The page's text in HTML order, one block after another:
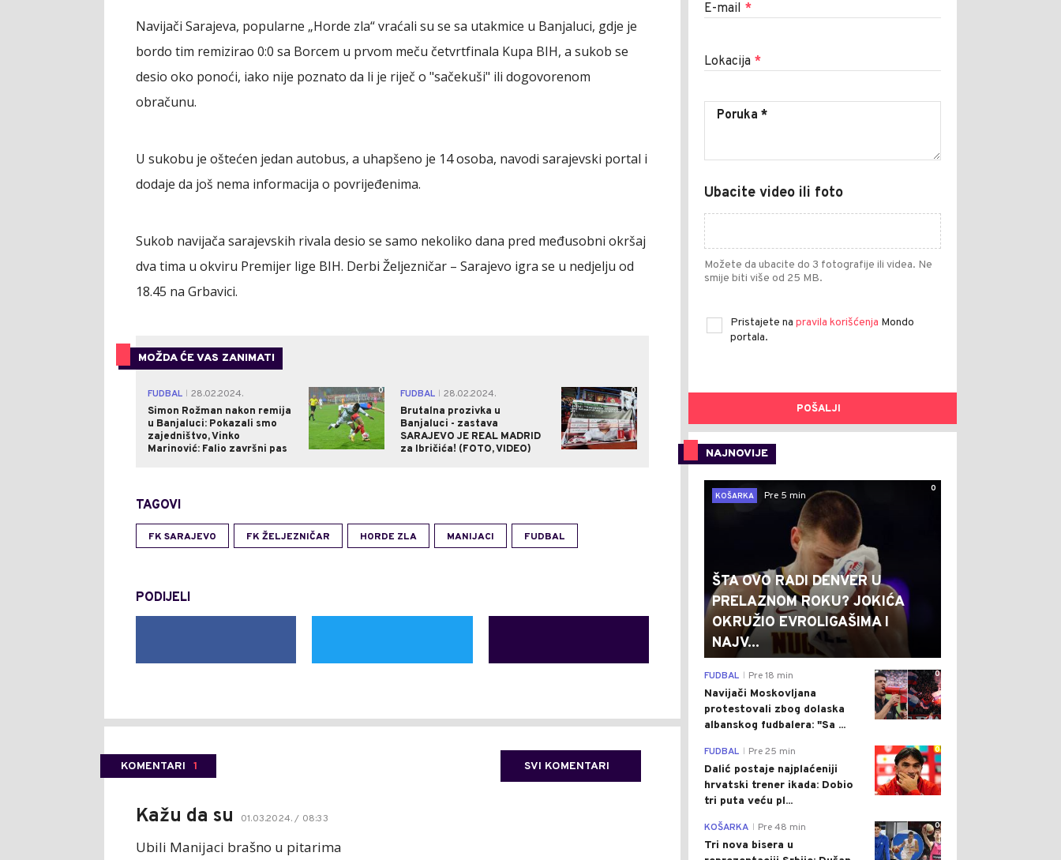
Navijači Sarajeva, popularne „Horde zla“ vraćali su se sa utakmice u Banjaluci, gdje je
bordo tim remizirao 0:0 sa Borcem u prvom meču četvrtfinala Kupa BIH, a sukob se
desio oko ponoći, iako nije poznato da li je riječ o "sačekuši" ili dogovorenom
obračunu.
U sukobu je oštećen jedan autobus, a uhapšeno je 14 osoba, navodi sarajevski portal i
dodaje da još nema informacija o povrijeđenima.
Sukob navijača sarajevskih rivala desio se samo nekoliko dana pred međusobni okršaj
dva tima u okviru Premijer lige BIH. Derbi Željezničar – Sarajevo igra se u nedjelju od
18.45 na Grbavici.
MOŽDA ĆE VAS ZANIMATI
FUDBAL
28.02.2024.
Simon Rožman nakon remija
u Banjaluci: Pokazali smo
zajedništvo, Vinko
Marinović: Falio završni pas
0 FUDBAL
28.02.2024.
Brutalna prozivka u
Banjaluci - zastava
SARAJEVO JE REAL MADRID
za Ibričića! (FOTO, VIDEO)
0
TAGOVI
FK SARAJEVO FK ŽELJEZNIČAR HORDE ZLA MANIJACI FUDBAL
PODIJELI
KOMENTARI 1 SVI KOMENTARI
Kažu da su 01.03.2024. / 08:33
Ubili Manijaci brašno u pitarima
E-mail *
Lokacija *
Ubacite video ili foto
Možete da ubacite do 3 fotografije ili videa. Ne
smije biti više od 25 MB.
Pristajete na pravila korišćenja Mondo
portala.
POŠALJI
NAJNOVIJE
0
KOŠARKA
Pre 5 min
ŠTA OVO RADI DENVER U
PRELAZNOM ROKU? JOKIĆA
OKRUŽIO EVROLIGAŠIMA I
NAJV...
0
FUDBAL Pre 18 min
Navijači Moskovljana
protestovali zbog dolaska
albanskog fudbalera: "Sa ...
0
FUDBAL Pre 25 min
Dalić postaje najplaćeniji
hrvatski trener ikada: Dobio
tri puta veću pl...
0
KOŠARKA Pre 48 min
Tri nova bisera u